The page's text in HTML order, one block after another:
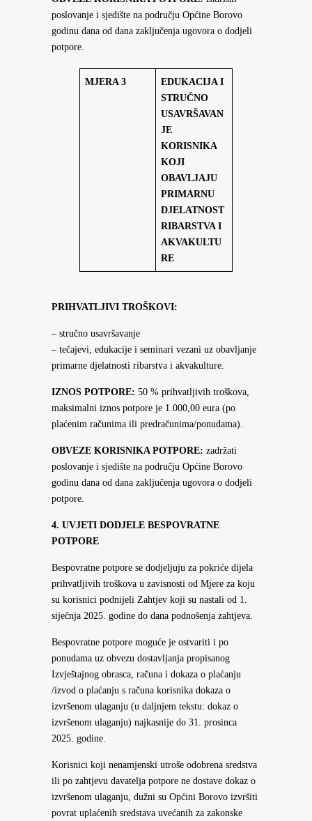
poslovanje i sjedište na području Općine Borovo
godinu dana od dana zaključenja ugovora o dodjeli
potpore.
MJERA 3
EDUKACIJA I
STRUČNO
USAVRŠAVAN
JE
KORISNIKA
KOJI
OBAVLJAJU
PRIMARNU
DJELATNOST
RIBARSTVA I
AKVAKULTU
RE
PRIHVATLJIVI TROŠKOVI:
– stručno usavršavanje
– tečajevi, edukacije i seminari vezani uz obavljanje
primarne djelatnosti ribarstva i akvakulture.
IZNOS POTPORE: 50 % prihvatljivih troškova,
maksimalni iznos potpore je 1.000,00 eura (po
plaćenim računima ili predračunima/ponudama).
OBVEZE KORISNIKA POTPORE: zadržati
poslovanje i sjedište na području Općine Borovo
godinu dana od dana zaključenja ugovora o dodjeli
potpore.
4. UVJETI DODJELE BESPOVRATNE
POTPORE
Bespovratne potpore se dodjeljuju za pokriće dijela
prihvatljivih troškova u zavisnosti od Mjere za koju
su korisnici podnijeli Zahtjev koji su nastali od 1.
siječnja 2025. godine do dana podnošenja zahtjeva.
Bespovratne potpore moguće je ostvariti i po
ponudama uz obvezu dostavljanja propisanog
Izvještajnog obrasca, računa i dokaza o plaćanju
/izvod o plaćanju s računa korisnika dokaza o
izvršenom ulaganju (u daljnjem tekstu: dokaz o
izvršenom ulaganju) najkasnije do 31. prosinca
2025. godine.
Korisnici koji nenamjenski utroše odobrena sredstva
ili po zahtjevu davatelja potpore ne dostave dokaz o
izvršenom ulaganju, dužni su Općini Borovo izvršiti
povrat uplaćenih sredstava uvećanih za zakonske